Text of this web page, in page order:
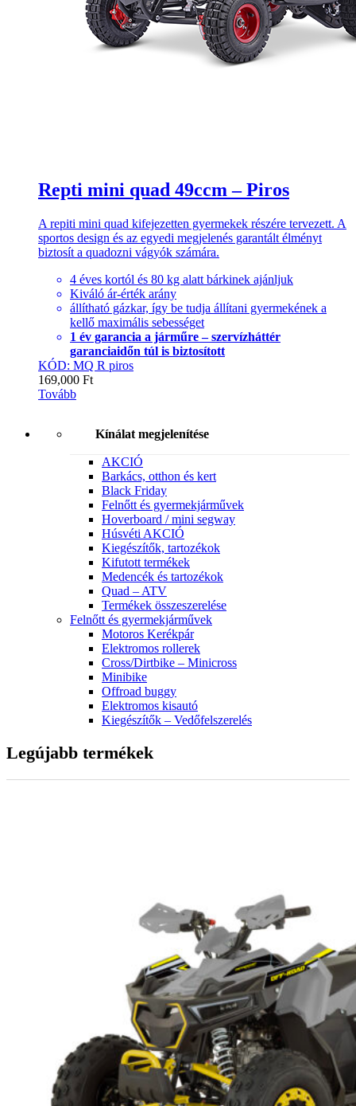
Repti mini quad 49ccm – Piros
A repiti mini quad kifejezetten gyermekek részére tervezett. A
sportos design és az egyedi megjelenés garantált élményt
biztosít a quadozni vágyók számára.
4 éves kortól és 80 kg alatt bárkinek ajánljuk
Kiváló ár-érték arány
állítható gázkar, így be tudja állítani gyermekének a
kellő maximális sebességet
1 év garancia a járműre – szervízháttér
garanciaidőn túl is biztosított
KÓD: MQ R piros
169,000 Ft
Tovább
Kínálat megjelenítése
AKCIÓ
Barkács, otthon és kert
Black Friday
Felnőtt és gyermekjárművek
Hoverboard / mini segway
Húsvéti AKCIÓ
Kiegészítők, tartozékok
Kifutott termékek
Medencék és tartozékok
Quad – ATV
Termékek összeszerelése
Felnőtt és gyermekjárművek
Motoros Kerékpár
Elektromos rollerek
Cross/Dirtbike – Minicross
Minibike
Offroad buggy
Elektromos kisautó
Kiegészítők – Vedőfelszerelés
Legújabb termékek